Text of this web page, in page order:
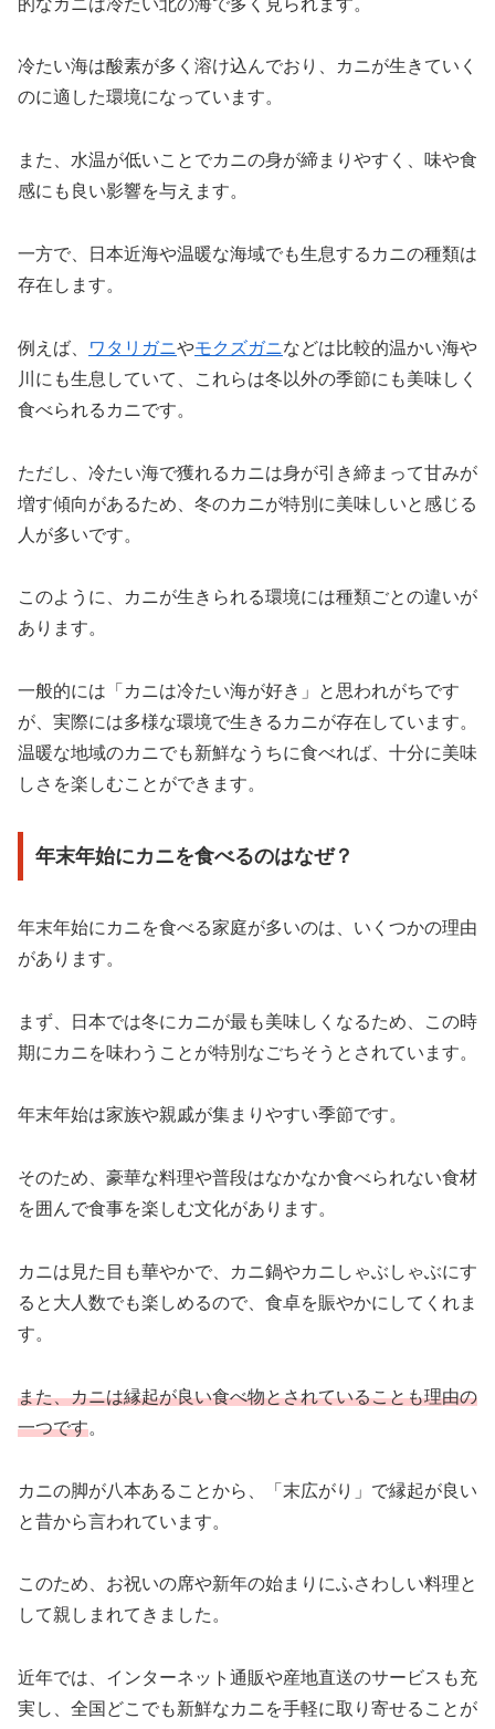
冷たい海は酸素が多く溶け込んでおり、カニが生きていく
のに適した環境になっています。
また、水温が低いことでカニの身が締まりやすく、味や食
感にも良い影響を与えます。
一方で、日本近海や温暖な海域でも生息するカニの種類は
存在します。
例えば、 ワタリガニやモクズガニなどは比較的温かい海や
川にも生息していて、これらは冬以外の季節にも美味しく
食べられるカニです。
ただし、冷たい海で獲れるカニは身が引き締まって甘みが
増す傾向があるため、冬のカニが特別に美味しいと感じる
人が多いです。
このように、カニが生きられる環境には種類ごとの違いが
あります。
一般的には「カニは冷たい海が好き」と思われがちです
が、実際には多様な環境で生きるカニが存在しています。
温暖な地域のカニでも新鮮なうちに食べれば、十分に美味
しさを楽しむことができます。
年末年始にカニを食べるのはなぜ？
年末年始にカニを食べる家庭が多いのは、いくつかの理由
があります。
まず、日本では冬にカニが最も美味しくなるため、この時
期にカニを味わうことが特別なごちそうとされています。
年末年始は家族や親戚が集まりやすい季節です。
そのため、豪華な料理や普段はなかなか食べられない食材
を囲んで食事を楽しむ文化があります。
カニは見た目も華やかで、カニ鍋やカニしゃぶしゃぶにす
ると大人数でも楽しめるので、食卓を賑やかにしてくれま
す。
また、カニは縁起が良い食べ物とされていることも理由の
一つです。
カニの脚が八本あることから、「末広がり」で縁起が良い
と昔から言われています。
このため、お祝いの席や新年の始まりにふさわしい料理と
して親しまれてきました。
近年では、インターネット通販や産地直送のサービスも充
実し、全国どこでも新鮮なカニを手軽に取り寄せることが